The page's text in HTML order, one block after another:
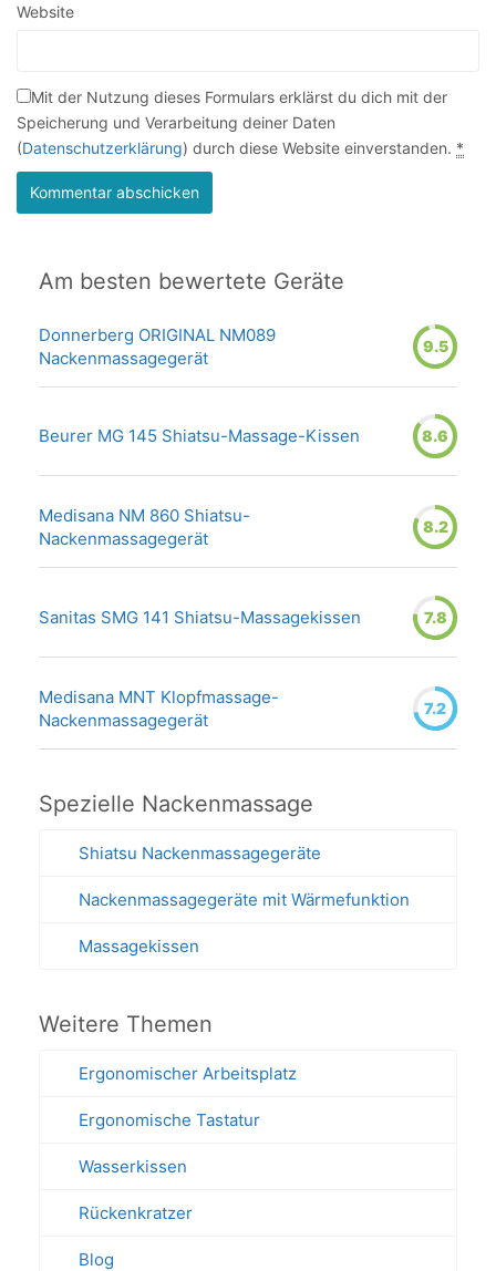
Website
Mit der Nutzung dieses Formulars erklärst du dich mit der
Speicherung und Verarbeitung deiner Daten
(Datenschutzerklärung) durch diese Website einverstanden. *
Am besten bewertete Geräte
Donnerberg ORIGINAL NM089
Nackenmassagegerät
9.5
Beurer MG 145 Shiatsu-Massage-Kissen 8.6
Medisana NM 860 Shiatsu-
Nackenmassagegerät
8.2
Sanitas SMG 141 Shiatsu-Massagekissen 7.8
Medisana MNT Klopfmassage-
Nackenmassagegerät
7.2
Spezielle Nackenmassage
Shiatsu Nackenmassagegeräte
Nackenmassagegeräte mit Wärmefunktion
Massagekissen
Weitere Themen
Ergonomischer Arbeitsplatz
Ergonomische Tastatur
Wasserkissen
Rückenkratzer
Blog